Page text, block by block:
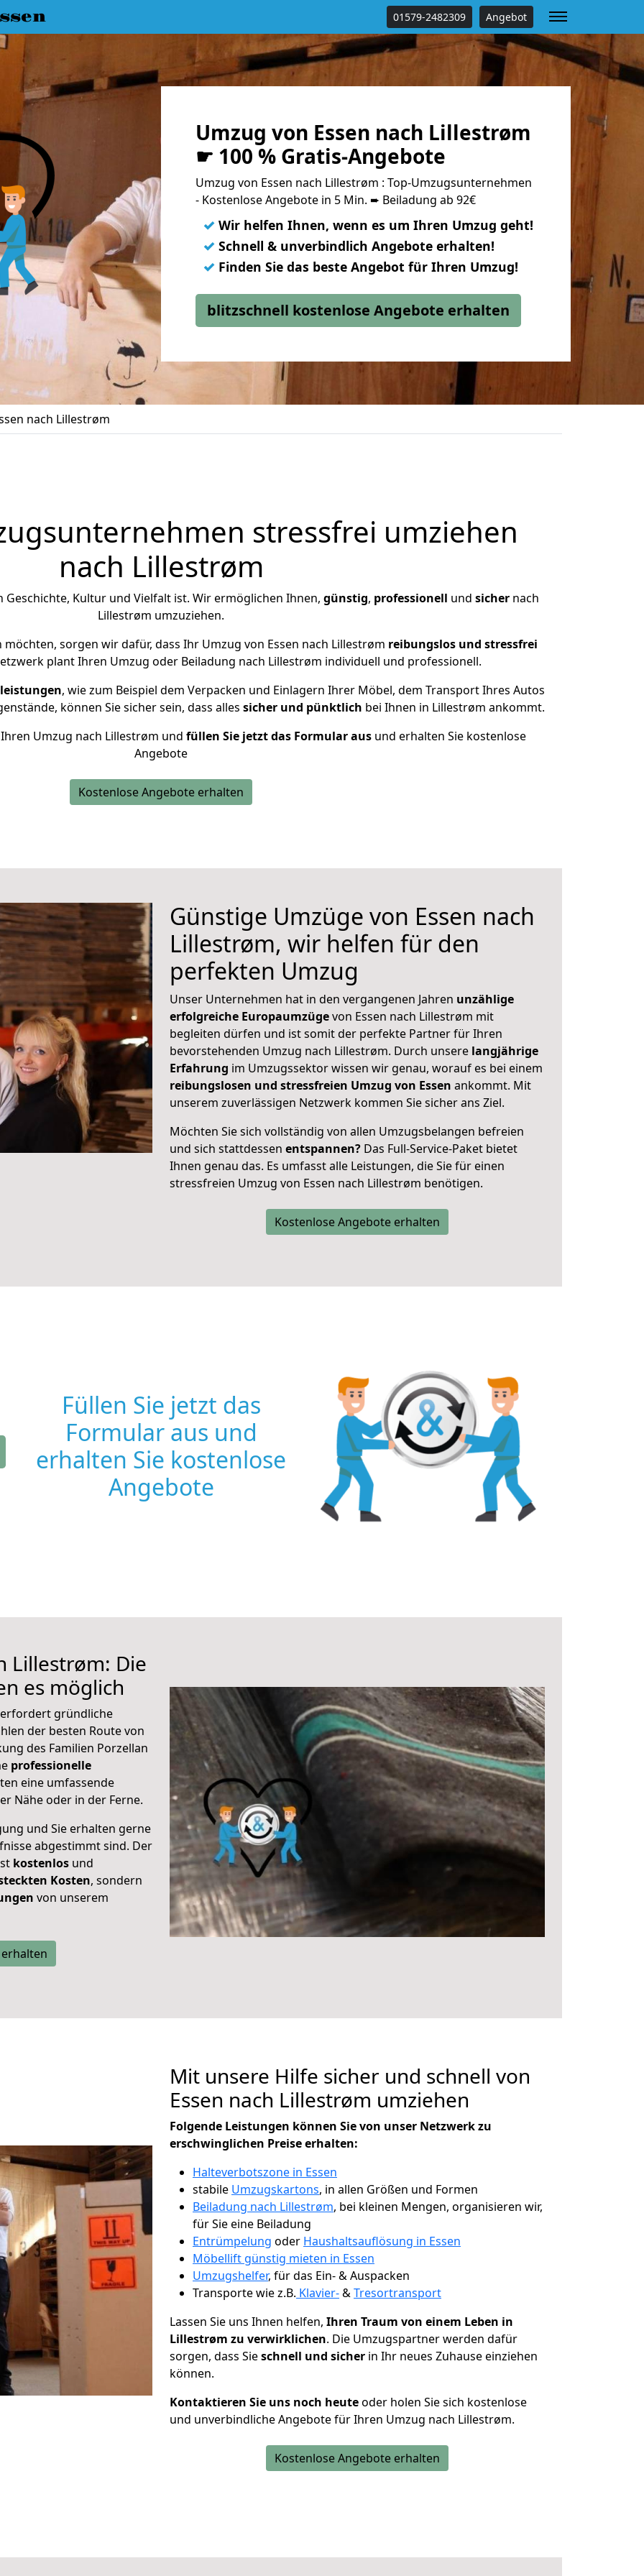
01579-2482309 Angebot
Umzug von Essen nach Lillestrøm
☛ 100 % Gratis-Angebote
Umzug von Essen nach Lillestrøm : Top-Umzugsunternehmen
- Kostenlose Angebote in 5 Min. ➨ Beiladung ab 92€
✓ Wir helfen Ihnen, wenn es um Ihren Umzug geht!
✓ Schnell & unverbindlich Angebote erhalten!
✓ Finden Sie das beste Angebot für Ihren Umzug!
blitzschnell kostenlose Angebote erhalten
nach Lillestrøm
stressfrei umziehen
nach Lillestrøm
Geschichte, Kultur und Vielfalt ist. Wir ermöglichen Ihnen, günstig, professionell und sichernach
Lillestrøm umzuziehen.
sorgen wir dafür, dass Ihr Umzug von Essen nach Lillestrøm reibungslos und stressfrei
plant Ihren Umzug oder Beiladung nach Lillestrøm individuell und professionell.
, wie zum Beispiel dem Verpacken und Einlagern Ihrer Möbel, dem Transport Ihres Autos
können Sie sicher sein, dass alles sicher und pünktlich bei Ihnen in Lillestrøm ankommt.
Umzug nach Lillestrøm und füllen Sie jetzt das Formular ausund erhalten Sie kostenlose
Angebote
Kostenlose Angebote erhalten
Günstige Umzüge von Essen nach
Lillestrøm, wir helfen für den
perfekten Umzug
Unser Unternehmen hat in den vergangenen Jahren unzählige
erfolgreiche Europaumzügevon Essen nach Lillestrøm mit
begleiten dürfen und ist somit der perfekte Partner für Ihren
bevorstehenden Umzug nach Lillestrøm. Durch unsere langjährige
Erfahrung im Umzugssektor wissen wir genau, worauf es bei einem
reibungslosen und stressfreien Umzug von Essen ankommt. Mit
unserem zuverlässigen Netzwerk kommen Sie sicher ans Ziel.
Möchten Sie sich vollständig von allen Umzugsbelangen befreien
und sich stattdessen entspannen? Das Full-Service-Paket bietet
Ihnen genau das. Es umfasst alle Leistungen, die Sie für einen
stressfreien Umzug von Essen nach Lillestrøm benötigen.
Kostenlose Angebote erhalten
Füllen Sie jetzt das
Formular aus und
erhalten Sie kostenlose
Angebote
Lillestrøm: Die
es möglich
gründliche
der besten Route von
des Familien Porzellan
professionelle
eine umfassende
Nähe oder in der Ferne.
und Sie erhalten gerne
abgestimmt sind. Der
kostenlos und
Kosten, sondern
von unserem
Mit unsere Hilfe sicher und schnell von
Essen nach Lillestrøm umziehen
Folgende Leistungen können Sie von unser Netzwerk zu
erschwinglichen Preise erhalten:
Halteverbotszone in Essen
stabile Umzugskartons, in allen Größen und Formen
Beiladung nach Lillestrøm, bei kleinen Mengen, organisieren wir,
für Sie eine Beiladung
Entrümpelung oder Haushaltsauflösung in Essen
Möbellift günstig mieten in Essen
Umzugshelfer, für das Ein- & Auspacken
Transporte wie z.B. Klavier-&Tresortransport
Lassen Sie uns Ihnen helfen, Ihren Traum von einem Leben in
Lillestrøm zu verwirklichen. Die Umzugspartner werden dafür
sorgen, dass Sieschnell und sicher in Ihr neues Zuhause einziehen
können.
Kontaktieren Sie uns noch heuteoder holen Sie sich kostenlose
und unverbindliche Angebote für Ihren Umzug nach Lillestrøm.
Kostenlose Angebote erhalten